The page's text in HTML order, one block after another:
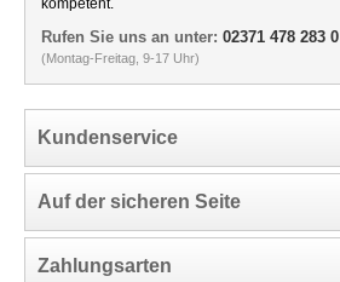
Rufen Sie uns an unter: 02371 478 283 0
(Montag-Freitag, 9-17 Uhr)
Kundenservice
Auf der sicheren Seite
Zahlungsarten